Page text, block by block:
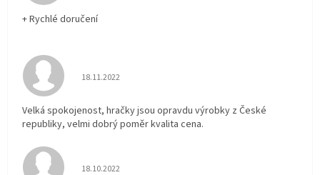
+ Rychlé doručení
Hodnocení obchodu je 5 z 5 hvězdiček.
18.11.2022
Velká spokojenost, hračky jsou opravdu výrobky z České
republiky, velmi dobrý poměr kvalita cena.
Hodnocení obchodu je 5 z 5 hvězdiček.
18.10.2022